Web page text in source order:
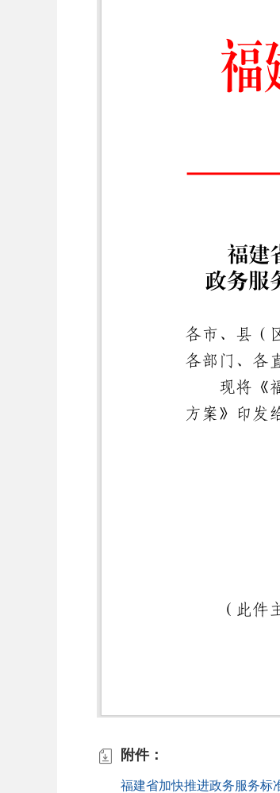
 附件：
福建省加快推进政务服务标